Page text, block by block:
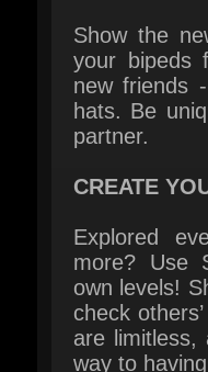
hats. Be
partner.
CREATE
Explored
own levels!
are limitless,
way to